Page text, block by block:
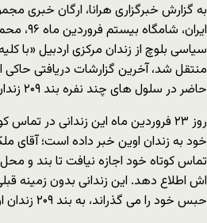
به گزارش خبرگزاری هرانا، ارگان خبری
ایران،
سیاسی بلوچ از زندان مرکزی اردبیل «با
منتقل شد، آخرین گزارشات دریافتی حاکی
حاضر در سلول های چند نفره بند ۲۰۹ زندان اوین نگهداری می شود.
روز ۲۳ فروردین ماه این زندانی در
خود به زندان اوین خبر داده است؛ آقای
تماس کوتاه خود اجازه نیافت تا بند و
اش اطلاع دهد. این زندانی بدون زمینه
حبس خود را می گذراند، به بند ۲۰۹ زندان اوین منتقل شده است.